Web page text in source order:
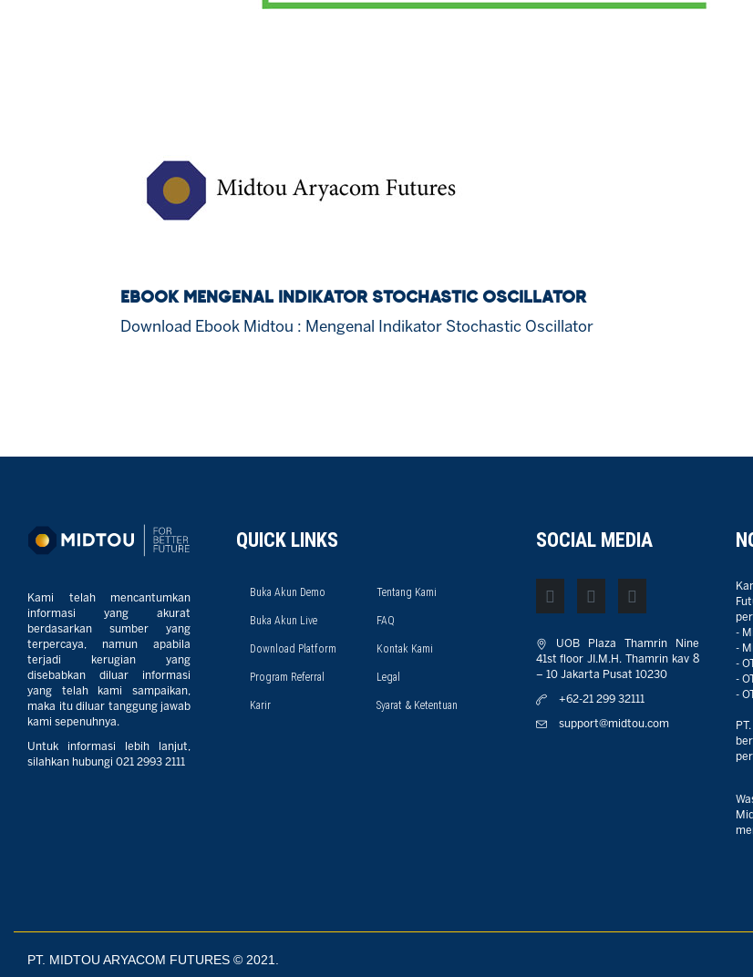
EBOOK MENGENAL INDIKATOR STOCHASTIC OSCILLATOR
Download Ebook Midtou : Mengenal Indikator Stochastic Oscillator
Kami telah mencantumkan
informasi yang akurat
berdasarkan sumber yang
terpercaya, namun apabila
terjadi kerugian yang
disebabkan diluar informasi
yang telah kami sampaikan,
maka itu diluar tanggung jawab
kami sepenuhnya.
Untuk informasi lebih lanjut,
silahkan hubungi 021 2993 2111
QUICK LINKS
Buka Akun Demo
Buka Akun Live
Download Platform
Program Referral
Karir
Tentang Kami
FAQ
Kontak Kami
Legal
Syarat & Ketentuan
SOCIAL MEDIA
UOB Plaza Thamrin Nine
41st floor JI.M.H. Thamrin kav 8
– 10 Jakarta Pusat 10230
+62-21 299 32111
support@midtou.com
-
-
-
-
-
PT. MIDTOU ARYACOM FUTURES © 2021.